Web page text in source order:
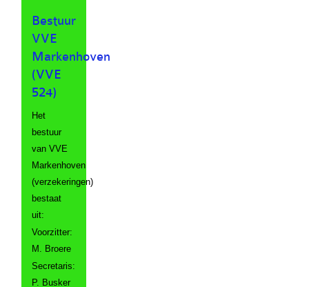
Bestuur
VVE
Markenhoven
(VVE
524)
Het
bestuur
van VVE
Markenhoven
(verzekeringen)
bestaat
uit:
Voorzitter:
M. Broere
Secretaris:
P. Busker